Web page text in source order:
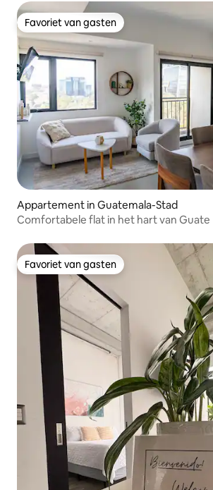
Favoriet van gasten
Favoriet van gasten
Appartement in Guatemala-Stad
Comfortabele flat in het hart van Guate
Favoriet van gasten
Favoriet van gasten